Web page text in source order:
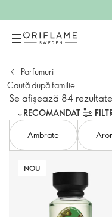
Parfumuri
Caută după familie
Se afișează 84 rezultate
RECOMANDAT
Ambrate
NOU